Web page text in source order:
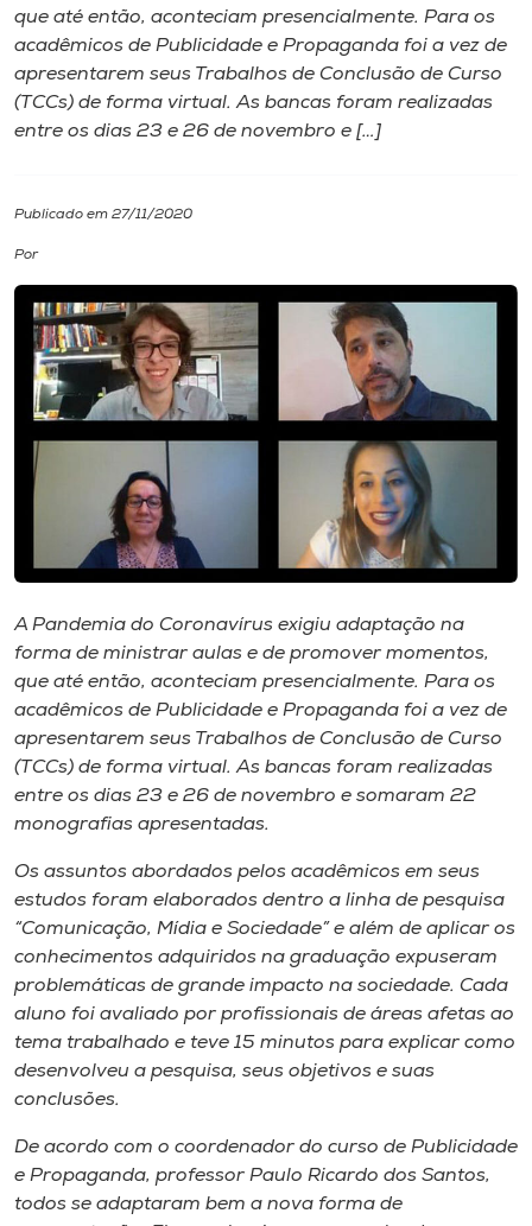
Diplomados
Cultura
Biblioteca
Editora
Rádio
Museu
Store
Selecione
o idioma
A+
A-
que até então, aconteciam presencialmente. Para os
acadêmicos de Publicidade e Propaganda foi a vez de
apresentarem seus Trabalhos de Conclusão de Curso
(TCCs) de forma virtual. As bancas foram realizadas
entre os dias 23 e 26 de novembro e […]
Publicado em 27/11/2020
Por
A Pandemia do Coronavírus exigiu adaptação na
forma de ministrar aulas e de promover momentos,
que até então, aconteciam presencialmente. Para os
acadêmicos de Publicidade e Propaganda foi a vez de
apresentarem seus Trabalhos de Conclusão de Curso
(TCCs) de forma virtual. As bancas foram realizadas
entre os dias 23 e 26 de novembro e somaram 22
monografias apresentadas.
Os assuntos abordados pelos acadêmicos em seus
estudos foram elaborados dentro a linha de pesquisa
“Comunicação, Mídia e Sociedade” e além de aplicar os
conhecimentos adquiridos na graduação expuseram
problemáticas de grande impacto na sociedade. Cada
aluno foi avaliado por profissionais de áreas afetas ao
tema trabalhado e teve 15 minutos para explicar como
desenvolveu a pesquisa, seus objetivos e suas
conclusões.
De acordo com o coordenador do curso de Publicidade
e Propaganda, professor Paulo Ricardo dos Santos,
todos se adaptaram bem a nova forma de